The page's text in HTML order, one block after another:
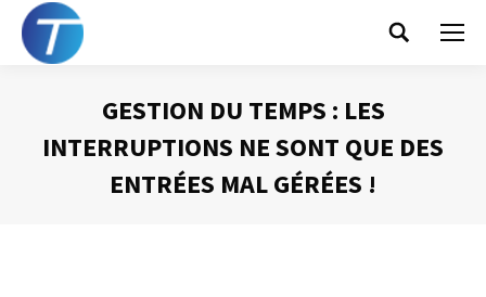
Search:
GESTION DU TEMPS : LES
INTERRUPTIONS NE SONT QUE DES
ENTRÉES MAL GÉRÉES !